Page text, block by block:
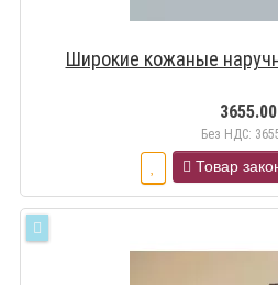
Широкие кожаные
Без НДС:
Товар